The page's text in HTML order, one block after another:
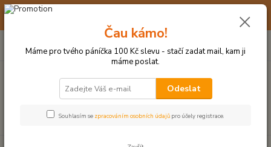
☀️ 10. - 14. SRPNA 2026 MÁME DOVOLENOU ☀️ OBJEDNÁVKY
Hledat
po–pá: 9–17 hod.
za0 Kč
Čau kámo!
Máme pro tvého páníčka 100 Kč slevu - stačí zadat mail, kam ji
máme poslat.
Odeslat
Souhlasím se zpracováním osobních údajů pro účely registrace.